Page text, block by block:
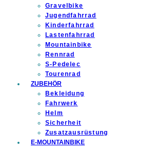
Gravelbike
Jugendfahrrad
Kinderfahrrad
Lastenfahrrad
Mountainbike
Rennrad
S-Pedelec
Tourenrad
ZUBEHÖR
Bekleidung
Fahrwerk
Helm
Sicherheit
Zusatzausrüstung
E-MOUNTAINBIKE